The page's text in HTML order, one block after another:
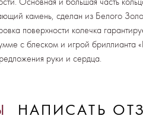
камень, сделан из Белого
поверхности колечка
с блеском и игрой бриллианта
руки и сердца.
НАПИСАТЬ